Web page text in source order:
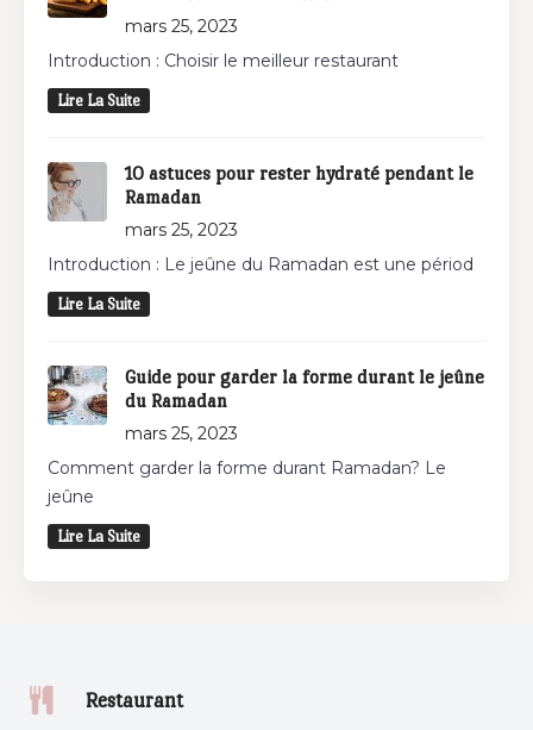
mars 25, 2023
Introduction : Choisir le meilleur restaurant
Lire La Suite
10 astuces pour rester hydraté pendant le
Ramadan
mars 25, 2023
Introduction : Le jeûne du Ramadan est une périod
Lire La Suite
Guide pour garder la forme durant le jeûne
du Ramadan
mars 25, 2023
Comment garder la forme durant Ramadan? Le
jeûne
Lire La Suite
Restaurant